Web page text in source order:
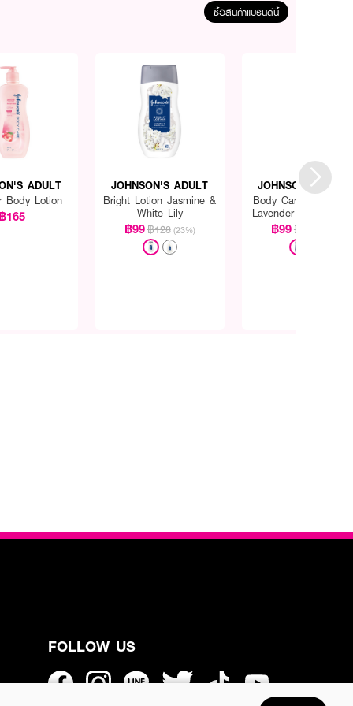
ซื้อสินค้าแบรนด์นี้
ADULT
Body Lotion
฿165
JOHNSON'S ADULT
Bright Lotion Jasmine &
White Lily
฿99฿128 (23%)
JOHNSON'S
Body Care Aroma
Lavender &
฿99฿128
FOLLOW US